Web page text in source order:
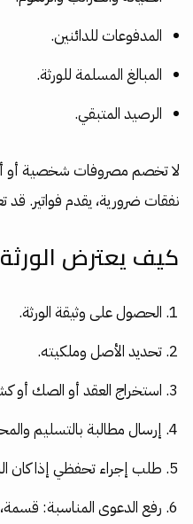
المدفوعات للدائنين.
المبالغ المسلمة للورثة.
الرصيد المتبقي.
لا تخصم مصروفات شخصية أو
نفقات ضرورية، يقدم فواتير. قد
كيف يعترض
الحصول على وثيقة الورثة.
تحديد الأصل وملكيته.
استخراج العقد أو الصك
إرسال مطالبة بالتسليم
طلب إجراء تحفظي إذا كان
رفع الدعوى المناسبة: